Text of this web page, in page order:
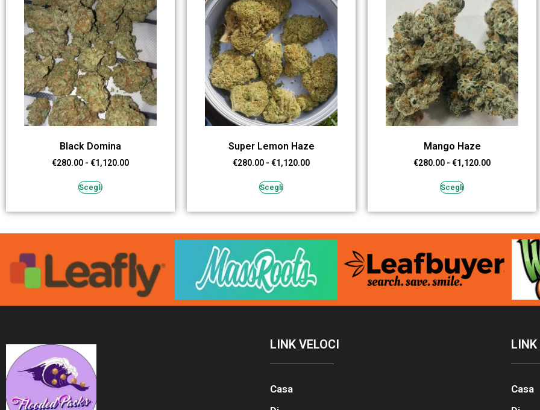
Black Domina
€280.00 - €1,120.00
Scegli
Super Lemon Haze
€280.00 - €1,120.00
Scegli
Mango Haze
€280.00 - €1,120.00
Scegli
LINK VELOCI
Casa
LINK
Casa